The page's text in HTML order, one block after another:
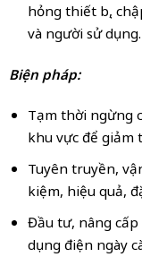
hỏng thiết bị,
và người sử dụng.
Biện pháp:
Tạm thời ngừng
khu vực để giảm
Tuyên truyền,
kiệm, hiệu quả,
Đầu tư, nâng
dụng điện ngày